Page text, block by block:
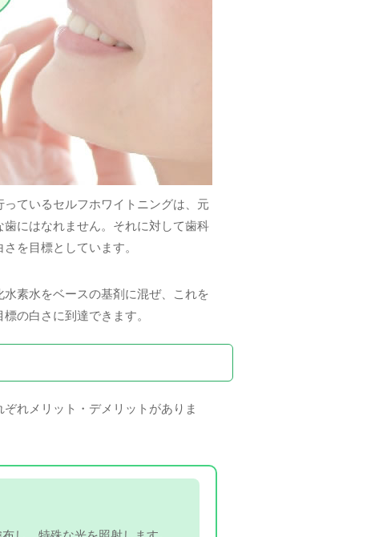
ているセルフホワイトニングは、元
にはなれません。それに対して歯科
を目標としています。
素水をベースの基剤に混ぜ、これを
の白さに到達できます。
れメリット・デメリットがありま